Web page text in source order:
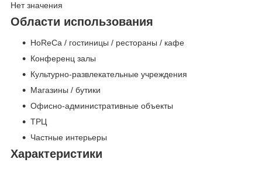
Нет значения
Области использования
HoReCa / гостиницы / рестораны / кафе
Конференц залы
Культурно-развлекательные учреждения
Магазины / бутики
Офисно-административные объекты
ТРЦ
Частные интерьеры
Характеристики